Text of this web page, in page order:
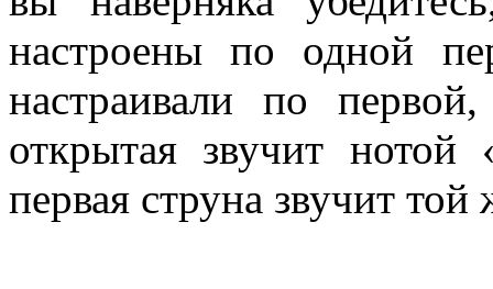
настроены по одной
настраивали по
открытая звучит
первая струна звучит